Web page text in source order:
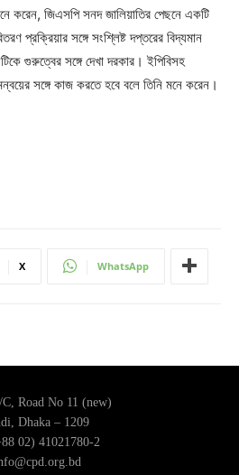
করেন, জিএসপি সনদ জালিয়াতির পেছনে একটি
প্রক্রিয়ার সঙ্গে সংশ্লিষ্ট দপ্তরের বিদ্যমান
গুরুত্বের সঙ্গে দেখা দরকার। ইপিবিসহ
সঙ্গে কাজ করতে হবে বলে তিনি মনে করেন।
X WhatsApp
C, Road No 11 (new)
Dhaka – 1209
02) 41021780-2